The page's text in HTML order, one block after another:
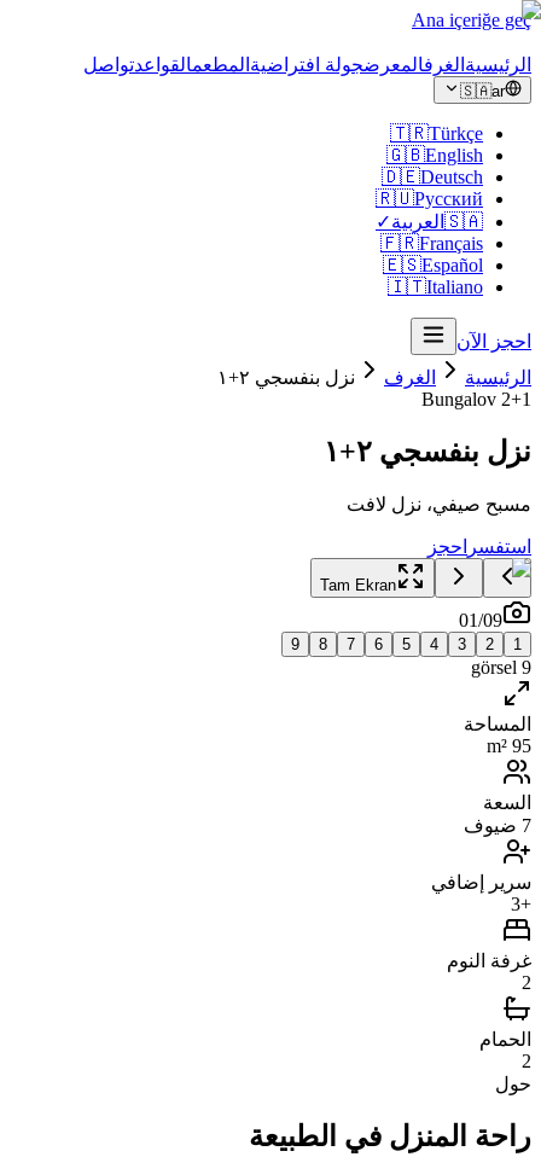
Ana içeriğe geç
الرئيسية الغرفالمعرضجولة افتراضية المطعمالقواعدتواصل
🇸🇦ar
🇹🇷Türkçe
🇬🇧English
🇩🇪Deutsch
🇷🇺Русский
🇸🇦 العربية✓
🇫🇷Français
🇪🇸Español
🇮🇹Italiano
احجز الآن
الرئيسية
الغرف
نزل بنفسجي ٢+١
2+1
نزل بنفسجي ٢+١
مسبح صيفي، نزل لافت
استفسر احجز
Tam Ekran
01/09
1
2
3
4
5
6
7
8
9
9
المساحة
95 m²
السعة
7 ضيوف
سرير إضافي
+3
غرفة النوم
2
الحمام
2
حول
راحة المنزل في الطبيعة